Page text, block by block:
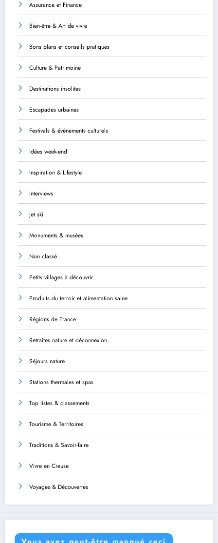
Assurance et Finance
Bien-être & Art de vivre
Bons plans et conseils pratiques
Culture & Patrimoine
Destinations insolites
Escapades urbaines
Festivals & événements culturels
Idées week-end
Inspiration & Lifestyle
Interviews
Jet ski
Monuments & musées
Non classé
Petits villages à découvrir
Produits du terroir et alimentation saine
Régions de France
Retraites nature et déconnexion
Séjours nature
Stations thermales et spas
Top listes & classements
Tourisme & Territoires
Traditions & Savoir-faire
Vivre en Creuse
Voyages & Découvertes